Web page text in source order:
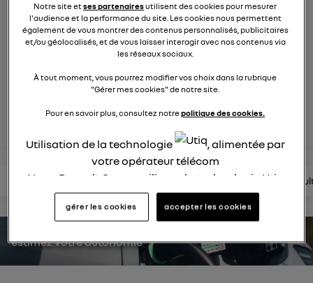
hybride par nature
rejoignez
estimez votre autonomie
Notre site etses partenairesutilisent des cookies pour mesurer
l'audience et la performance du site. Les cookies nous permettent
également de vous montrer des contenus personnalisés, publicitaires
et/ou géolocalisés, et de vous laisser interagir avec nos contenus via
les réseaux sociaux.
À tout moment, vous pourrez modifier vos choix dans la rubrique
"Gérer mes cookies" de notre site.
Pour en savoir plus, consultez notrepolitique des cookies.
Utilisation de la technologie
, alimentée par
votre opérateur télécom
Nous, Renault Group, utilisons la technologie Utiq
pour nos activités digitales (telles que décrites
dans cette notice de consentement) et liées à
utilisez une connexion internet fournie parun
opérateur télécom participantet que vous
gérer les cookies accepter les cookies